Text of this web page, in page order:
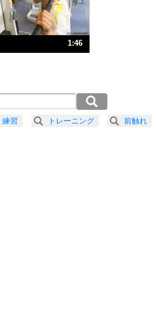
ス対策
んとかなるもの。
きる30の方法
い人は、怒りを優しさで表現する。
考
1:46
秒）
）
）
練習 トレーニング 前触れ